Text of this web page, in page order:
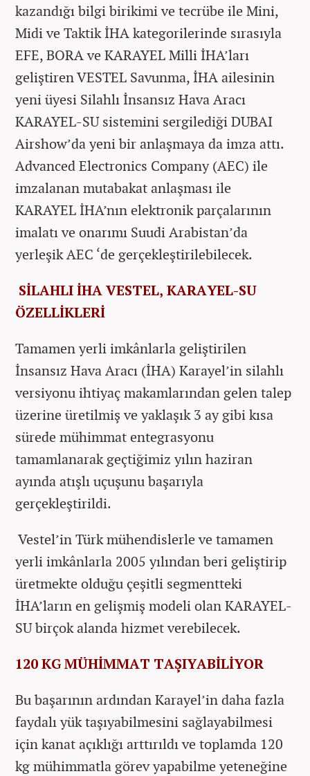
kazandığı bilgi birikimi ve tecrübe ile Mini,
Midi ve Taktik İHA kategorilerinde sırasıyla
EFE, BORA ve KARAYEL Milli İHA’ları
geliştiren VESTEL Savunma, İHA ailesinin
yeni üyesi Silahlı İnsansız Hava Aracı
KARAYEL-SU sistemini sergilediği DUBAI
Airshow’da yeni bir anlaşmaya da imza attı.
Advanced Electronics Company (AEC) ile
imzalanan mutabakat anlaşması ile
KARAYEL İHA’nın elektronik parçalarının
imalatı ve onarımı Suudi Arabistan’da
yerleşik AEC ‘de gerçekleştirilebilecek.
SİLAHLI İHA VESTEL, KARAYEL-SU
ÖZELLİKLERİ
Tamamen yerli imkânlarla geliştirilen
İnsansız Hava Aracı (İHA) Karayel’in silahlı
versiyonu ihtiyaç makamlarından gelen talep
üzerine üretilmiş ve yaklaşık 3 ay gibi kısa
sürede mühimmat entegrasyonu
tamamlanarak geçtiğimiz yılın haziran
ayında atışlı uçuşunu başarıyla
gerçekleştirildi.
Vestel’in Türk mühendislerle ve tamamen
yerli imkânlarla 2005 yılından beri geliştirip
üretmekte olduğu çeşitli segmentteki
İHA’ların en gelişmiş modeli olan KARAYEL-
SU birçok alanda hizmet verebilecek.
120 KG MÜHİMMAT TAŞIYABİLİYOR
Bu başarının ardından Karayel’in daha fazla
faydalı yük taşıyabilmesini sağlayabilmesi
için kanat açıklığı arttırıldı ve toplamda 120
kg mühimmatla görev yapabilme yeteneğine